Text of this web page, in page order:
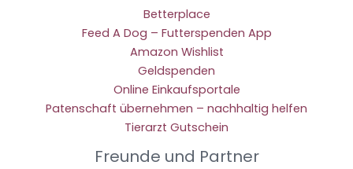
Betterplace
Feed A Dog – Futterspenden App
Amazon Wishlist
Geldspenden
Online Einkaufsportale
Patenschaft übernehmen – nachhaltig helfen
Tierarzt Gutschein
Freunde und Partner